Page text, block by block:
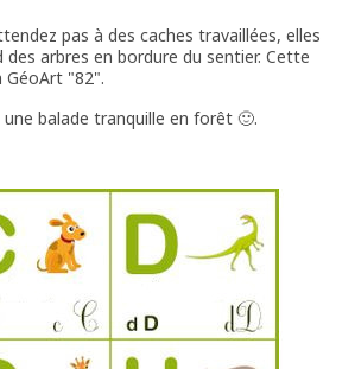
pas à des caches travaillées, elles
arbres en bordure du sentier. Cette
GéoArt "82".
balade tranquille en forêt 🙂.